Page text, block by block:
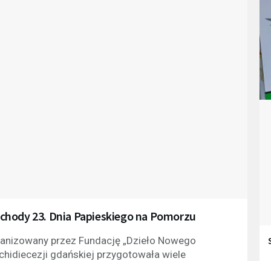
23. Dnia Papieskiego na Pomorzu
przez Fundację „Dzieło Nowego
gdańskiej przygotowała wiele